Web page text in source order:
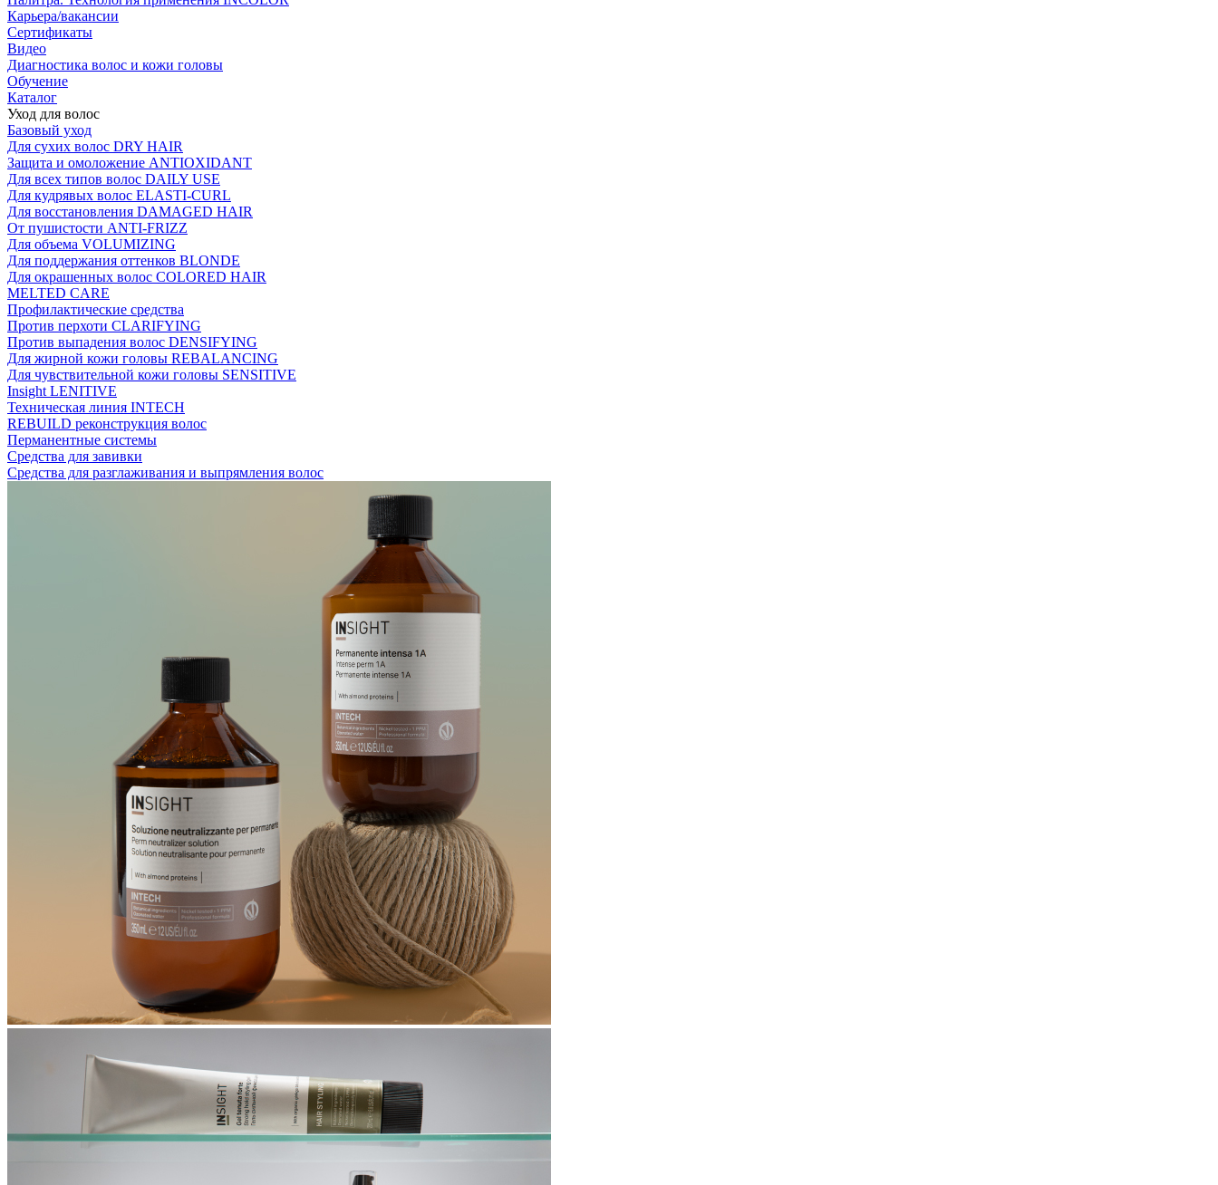
Карьера/вакансии
Сертификаты
Видео
Диагностика волос и кожи головы
Обучение
Каталог
Уход для волос
Базовый уход
Для сухих волос DRY HAIR
Защита и омоложение ANTIOXIDANT
Для всех типов волос DAILY USE
Для кудрявых волос ELASTI-CURL
Для восстановления DAMAGED HAIR
От пушистости ANTI-FRIZZ
Для объема VOLUMIZING
Для поддержания оттенков BLONDE
Для окрашенных волос COLORED HAIR
MELTED CARE
Профилактические средства
Против перхоти CLARIFYING
Против выпадения волос DENSIFYING
Для жирной кожи головы REBALANCING
Для чувствительной кожи головы SENSITIVE
Insight LENITIVE
Техническая линия INTECH
REBUILD реконструкция волос
Перманентные системы
Средства для завивки
Средства для разглаживания и выпрямления волос